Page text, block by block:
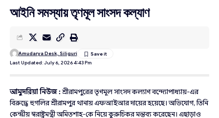
আইনি সমস্যায় তৃণমূল সাংসদ কল্যাণ
Last Updated: July 6, 2026 4:43 Pm
Amudarya Desk, Siliguri
আমুদরিয়া নিউজ :শ্রীরামপুরের তৃণমূল সাংসদ কল্যাণ বন্দ্যোপাধ্যায়-এর
বিরুদ্ধে হুগলির শ্রীরামপুর থানায় এফআইআর দায়ের হয়েছে। অভিযোগ, তিনি
কেন্দ্রীয় স্বরাষ্ট্রমন্ত্রী অমিতশাহ-কে নিয়ে কুরুচিকর মন্তব্য করেছেন। এছাড়াও